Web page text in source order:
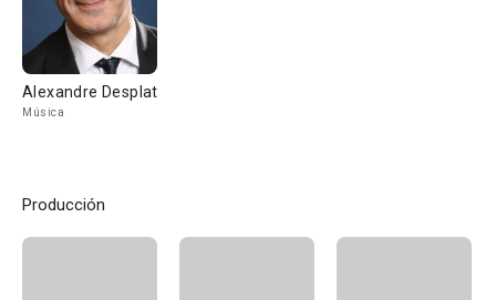
Alexandre Desplat
Música
Producción